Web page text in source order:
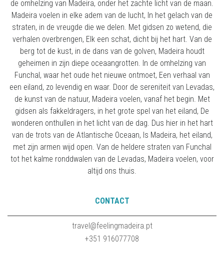
de omhelzing van Madeira, onder het zachte licht van de maan.
Madeira voelen in elke adem van de lucht, In het gelach van de
straten, in de vreugde die we delen. Met gidsen zo wetend, die
verhalen overbrengen, Elk een schat, dicht bij het hart. Van de
berg tot de kust, in de dans van de golven, Madeira houdt
geheimen in zijn diepe oceaangrotten. In de omhelzing van
Funchal, waar het oude het nieuwe ontmoet, Een verhaal van
een eiland, zo levendig en waar. Door de sereniteit van Levadas,
de kunst van de natuur, Madeira voelen, vanaf het begin. Met
gidsen als fakkeldragers, in het grote spel van het eiland, De
wonderen onthullen in het licht van de dag. Dus hier in het hart
van de trots van de Atlantische Oceaan, Is Madeira, het eiland,
met zijn armen wijd open. Van de heldere straten van Funchal
tot het kalme ronddwalen van de Levadas, Madeira voelen, voor
altijd ons thuis.
CONTACT
travel@feelingmadeira.pt
+351 916077708